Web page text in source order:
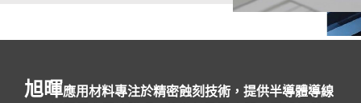
旭暉應用材料專注於精密蝕刻技術，提供半導體導線